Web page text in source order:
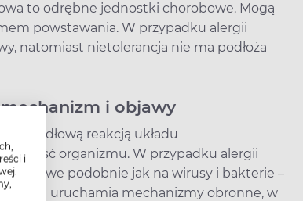
i
to odrębne jednostki chorobowe. Mogą
powstawania. W przypadku alergii
natomiast nietolerancja nie ma podłoża
i objawy
reakcją układu
organizmu. W przypadku alergii
podobnie jak na wirusy i bakterie –
i uruchamia mechanizmy obronne, w